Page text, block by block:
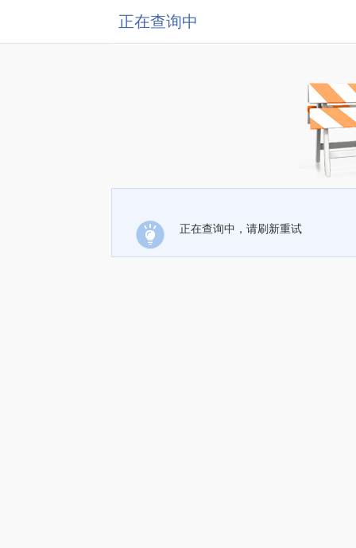
正在查询中
正在查询中，请刷新重试